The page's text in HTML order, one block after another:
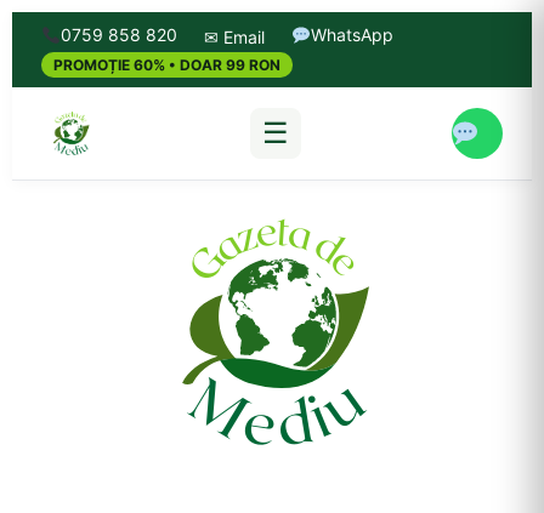
0759 858 820 ✉ Email WhatsApp
PROMOȚIE 60% • DOAR 99 RON
☰